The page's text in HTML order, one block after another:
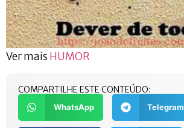
Ver mais HUMOR
COMPARTILHE ESTE CONTEÚDO:
WhatsApp Telegram